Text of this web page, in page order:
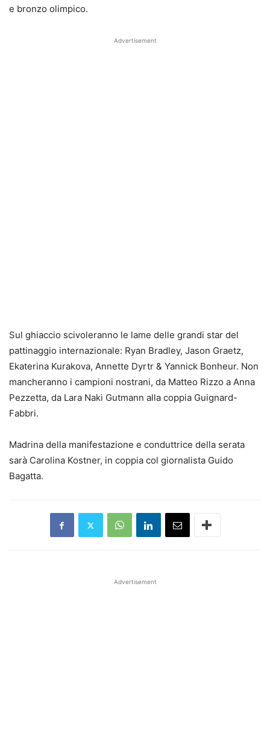
e bronzo olimpico.
Advertisement
Sul ghiaccio scivoleranno le lame delle grandi star del
pattinaggio internazionale: Ryan Bradley, Jason Graetz,
Ekaterina Kurakova, Annette Dyrtr & Yannick Bonheur. Non
mancheranno i campioni nostrani, da Matteo Rizzo a Anna
Pezzetta, da Lara Naki Gutmann alla coppia Guignard-
Fabbri.
Madrina della manifestazione e conduttrice della serata
sarà Carolina Kostner, in coppia col giornalista Guido
Bagatta.
Advertisement